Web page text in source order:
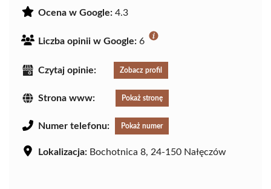
Ocena w Google: 4.3
Liczba opinii w Google: 6
Czytaj opinie: Zobacz profil
Strona www: Pokaż stronę
Numer telefonu: Pokaż numer
Lokalizacja: Bochotnica 8, 24-150 Nałęczów